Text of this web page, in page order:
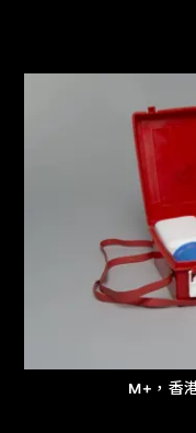
M+，香
進一步篩選